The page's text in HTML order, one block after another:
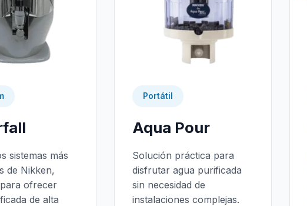
sistemas más
de Nikken,
ofrecer
de alta
Portátil
Aqua Pour
Solución práctica para
disfrutar agua purificada
sin necesidad de
instalaciones complejas.